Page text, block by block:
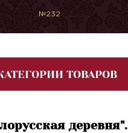
№232
ТОВАРОВ
деревня".